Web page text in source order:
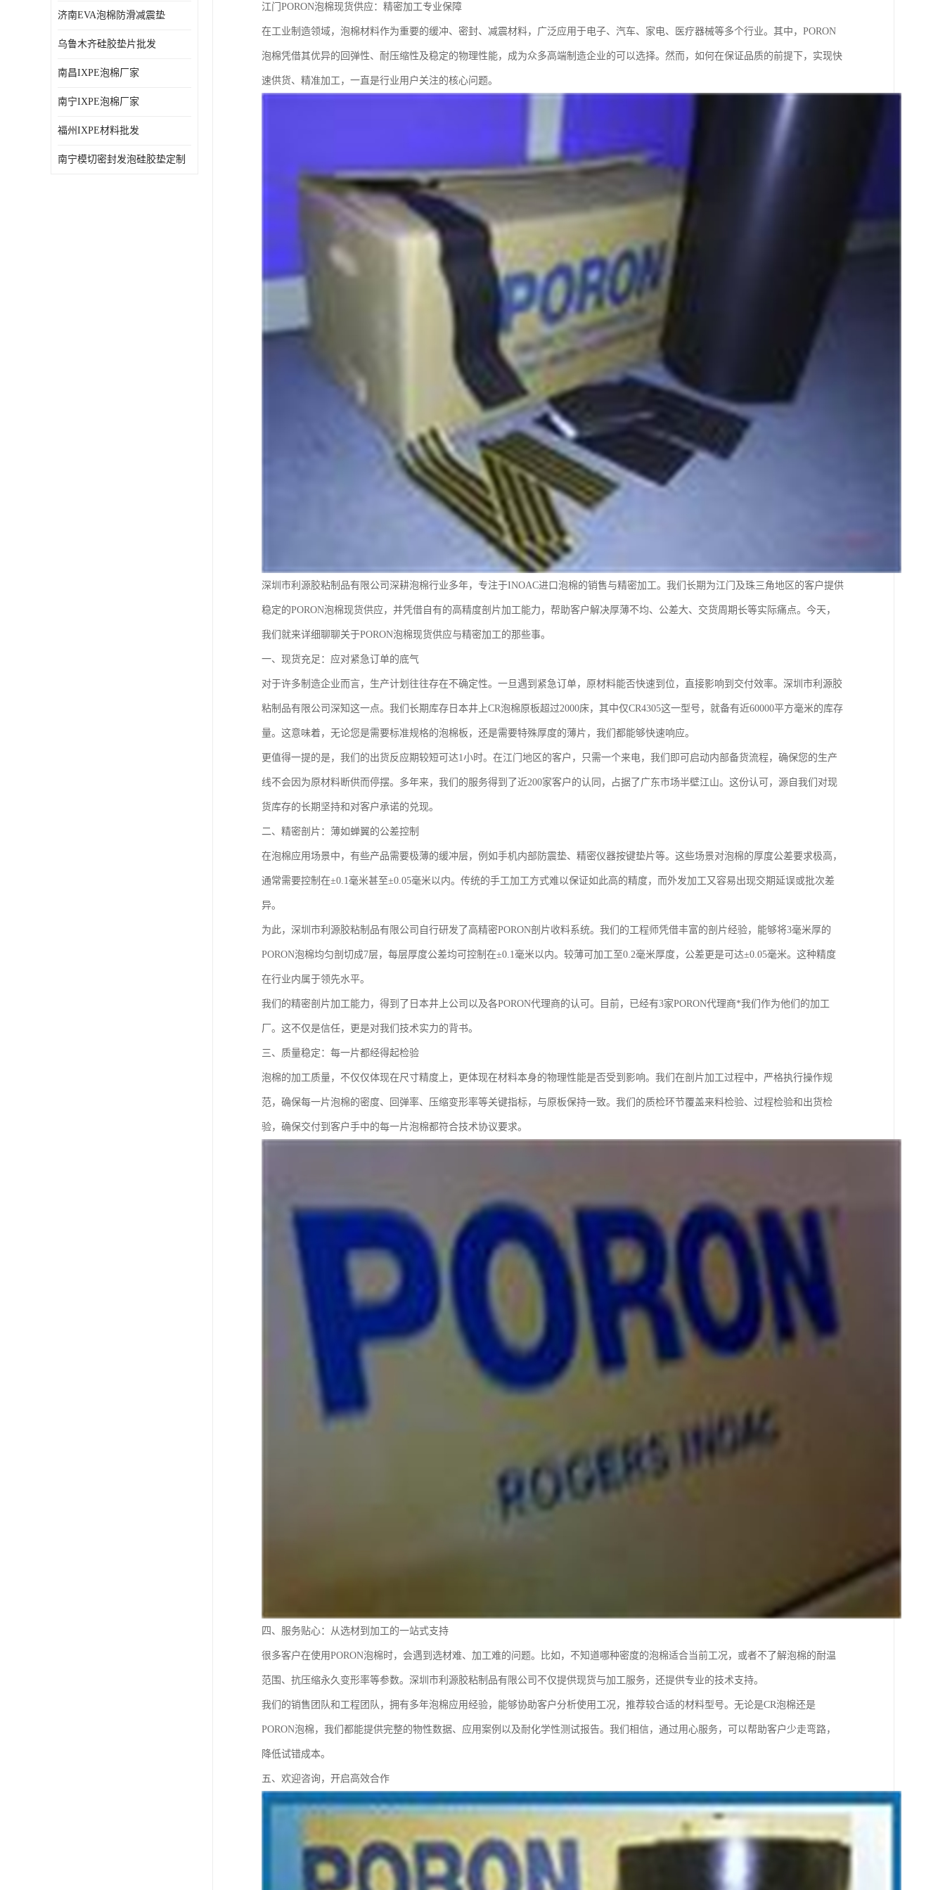
济南EVA泡棉防滑减震垫
乌鲁木齐硅胶垫片批发
南昌IXPE泡棉厂家
南宁IXPE泡棉厂家
福州IXPE材料批发
南宁模切密封发泡硅胶垫定制
江门PORON泡棉现货供应：精密加工专业保障
在工业制造领域，泡棉材料作为重要的缓冲、密封、减震材料，广泛应用于电子、汽车、家电、医疗器械等多个行业。其中，PORON
泡棉凭借其优异的回弹性、耐压缩性及稳定的物理性能，成为众多高端制造企业的可以选择。然而，如何在保证品质的前提下，实现快
速供货、精准加工，一直是行业用户关注的核心问题。
深圳市利源胶粘制品有限公司深耕泡棉行业多年，专注于INOAC进口泡棉的销售与精密加工。我们长期为江门及珠三角地区的客户提供
稳定的PORON泡棉现货供应，并凭借自有的高精度剖片加工能力，帮助客户解决厚薄不均、公差大、交货周期长等实际痛点。今天，
我们就来详细聊聊关于PORON泡棉现货供应与精密加工的那些事。
一、现货充足：应对紧急订单的底气
对于许多制造企业而言，生产计划往往存在不确定性。一旦遇到紧急订单，原材料能否快速到位，直接影响到交付效率。深圳市利源胶
粘制品有限公司深知这一点。我们长期库存日本井上CR泡棉原板超过2000床，其中仅CR4305这一型号，就备有近60000平方毫米的库存
量。这意味着，无论您是需要标准规格的泡棉板，还是需要特殊厚度的薄片，我们都能够快速响应。
更值得一提的是，我们的出货反应期较短可达1小时。在江门地区的客户，只需一个来电，我们即可启动内部备货流程，确保您的生产
线不会因为原材料断供而停摆。多年来，我们的服务得到了近200家客户的认同，占据了广东市场半壁江山。这份认可，源自我们对现
货库存的长期坚持和对客户承诺的兑现。
二、精密剖片：薄如蝉翼的公差控制
在泡棉应用场景中，有些产品需要极薄的缓冲层，例如手机内部防震垫、精密仪器按键垫片等。这些场景对泡棉的厚度公差要求极高，
通常需要控制在±0.1毫米甚至±0.05毫米以内。传统的手工加工方式难以保证如此高的精度，而外发加工又容易出现交期延误或批次差
异。
为此，深圳市利源胶粘制品有限公司自行研发了高精密PORON剖片收料系统。我们的工程师凭借丰富的剖片经验，能够将3毫米厚的
PORON泡棉均匀剖切成7层，每层厚度公差均可控制在±0.1毫米以内。较薄可加工至0.2毫米厚度，公差更是可达±0.05毫米。这种精度
在行业内属于领先水平。
我们的精密剖片加工能力，得到了日本井上公司以及各PORON代理商的认可。目前，已经有3家PORON代理商*我们作为他们的加工
厂。这不仅是信任，更是对我们技术实力的背书。
三、质量稳定：每一片都经得起检验
泡棉的加工质量，不仅仅体现在尺寸精度上，更体现在材料本身的物理性能是否受到影响。我们在剖片加工过程中，严格执行操作规
范，确保每一片泡棉的密度、回弹率、压缩变形率等关键指标，与原板保持一致。我们的质检环节覆盖来料检验、过程检验和出货检
验，确保交付到客户手中的每一片泡棉都符合技术协议要求。
四、服务贴心：从选材到加工的一站式支持
很多客户在使用PORON泡棉时，会遇到选材难、加工难的问题。比如，不知道哪种密度的泡棉适合当前工况，或者不了解泡棉的耐温
范围、抗压缩永久变形率等参数。深圳市利源胶粘制品有限公司不仅提供现货与加工服务，还提供专业的技术支持。
我们的销售团队和工程团队，拥有多年泡棉应用经验，能够协助客户分析使用工况，推荐较合适的材料型号。无论是CR泡棉还是
PORON泡棉，我们都能提供完整的物性数据、应用案例以及耐化学性测试报告。我们相信，通过用心服务，可以帮助客户少走弯路，
降低试错成本。
五、欢迎咨询，开启高效合作